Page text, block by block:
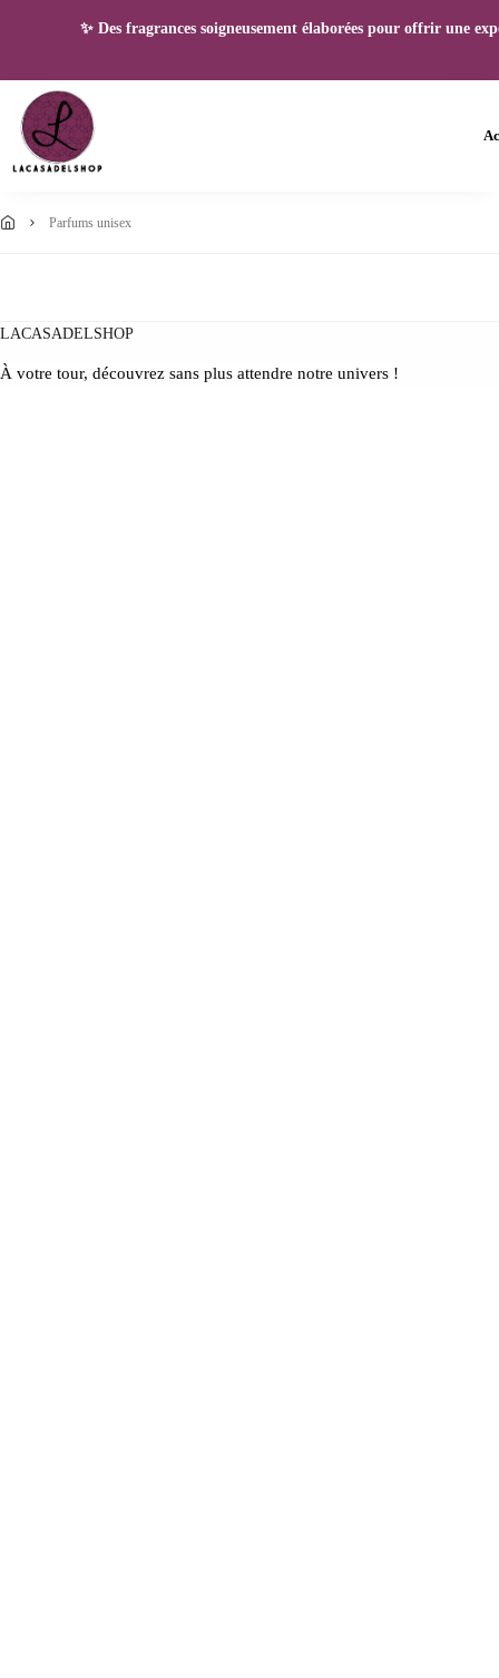
✨ Des fragrances soigneusement élaborées pour offrir une
parfums unisex
LACASADELSHOP
À votre tour, découvrez sans plus attendre notre univers !